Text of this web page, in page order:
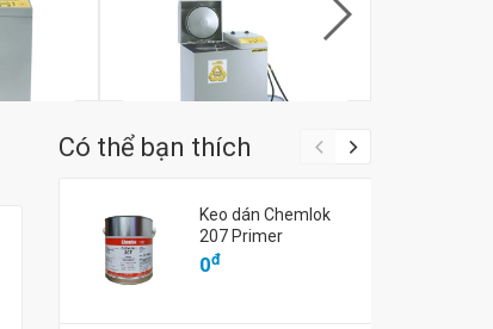
Máy thu hồi dung môi Uni-
ram URS900
0đ
Có thể bạn thích
Keo dán Chemlok
207 Primer
0đ